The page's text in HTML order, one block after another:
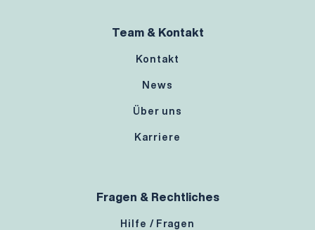
Team & Kontakt
Kontakt
News
Über uns
Karriere
Fragen & Rechtliches
Hilfe / Fragen